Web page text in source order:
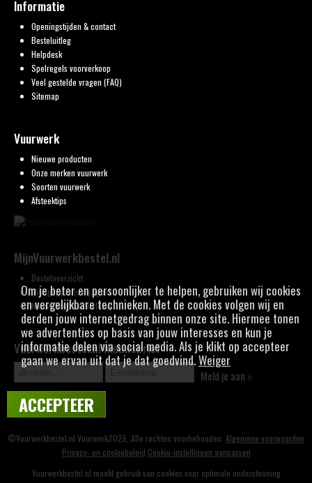
Informatie
Openingstijden & contact
Besteluitleg
Helpdesk
Spelregels voorverkoop
Veel gestelde vragen (FAQ)
Sitemap
Vuurwerk
Nieuwe producten
Onze merken vuurwerk
Soorten vuurwerk
Afsteektips
MijnVuurwerkbestel.nl
Besteloverzicht
Mijn gegevens wijzigen
Nieuwsbrief aanmelding
Vuurwerkbestel.nl Nieuwsbrief
Meld je aan »
©Vuurwerkbestel.nl Vuurwerk2026, Alle rechten voorbehouden. Algemene voorwaarden
Privacy- en cookiebeleid Cookie-instellingen aanpassen
Vuurwerkbestel.nl maakt gebruik van cookies voor optimale ondersteuning
Om je beter en persoonlijker te helpen, gebruiken wij cookies
en vergelijkbare technieken. Met de cookies volgen wij en
derden jouw internetgedrag binnen onze site. Hiermee tonen
we advertenties op basis van jouw interesses en kun je
informatie delen via social media. Als je klikt op accepteer
gaan we ervan uit dat je dat goedvind.Weiger
ACCEPTEER